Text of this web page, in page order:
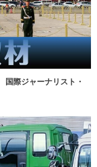
国際ジャーナリスト・